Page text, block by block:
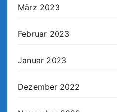
März 2023
Februar 2023
Januar 2023
Dezember 2022